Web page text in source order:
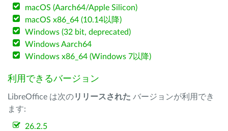
macOS (Aarch64/Apple Silicon)
macOS x86_64 (10.14以降)
Windows (32 bit, deprecated)
Windows Aarch64
Windows x86_64 (Windows 7以降)
利用できるバージョン
LibreOffice は次のリリースされた バージョンが利用でき
ます:
26.2.5